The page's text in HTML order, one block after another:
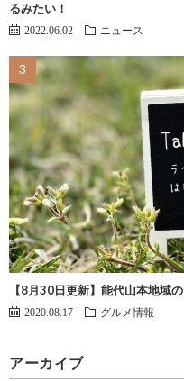
るみたい！
2022.06.02 ニュース
【8月30日更新】能代山本地域
2020.08.17 グルメ情報
アーカイブ